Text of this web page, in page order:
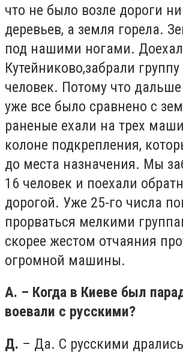
что не было возле дороги
деревьев, а земля горела.
под нашими ногами.
Кутейниково,забрали
человек. Потому что
уже все было сравнено с
раненые ехали на трех
колоне подкрепления,
до места назначения. Мы
16 человек и поехали
дорогой. Уже 25-го числа
прорваться мелкими
скорее жестом отчаяния
огромной машины.
А. – Когда в Киеве был
воевали с русскими?
Д. – Да. С русскими